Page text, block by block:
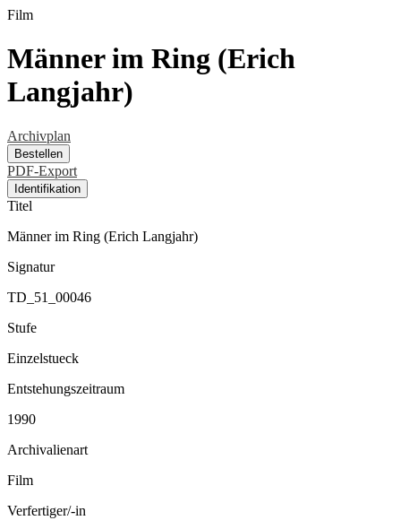
Film
Männer im Ring (Erich
Langjahr)
Archivplan
Bestellen
PDF-Export
Identifikation
Titel
Männer im Ring (Erich Langjahr)
Signatur
TD_51_00046
Stufe
Einzelstueck
Entstehungszeitraum
1990
Archivalienart
Film
Verfertiger/-in